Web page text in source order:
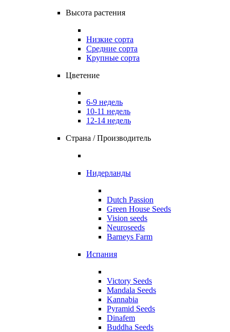
Высота растения
Низкие сорта
Средние сорта
Крупные сорта
Цветение
6-9 недель
10-11 недель
12-14 недель
Страна / Производитель
Нидерланды
Dutch Passion
Green House Seeds
Vision seeds
Neuroseeds
Barneys Farm
Испания
Victory Seeds
Mandala Seeds
Kannabia
Pyramid Seeds
Dinafem
Buddha Seeds